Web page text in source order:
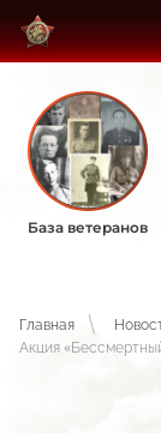
База ветеранов
Главная
Акция